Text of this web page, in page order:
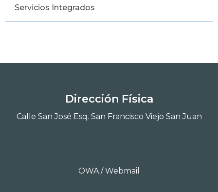
Servicios Integrados
Dirección Física
Calle San José Esq. San Francisco Viejo San Juan
OWA / Webmail